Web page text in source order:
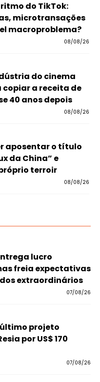
do TikTok:
microtransações
macroproblema?
08/08/26
do cinema
a receita de
40 anos depois
08/08/26
aposentar o título
da China” e
terroir
08/08/26
lucro
freia expectativas
extraordinários
07/08/26
último projeto
por US$ 170
07/08/26